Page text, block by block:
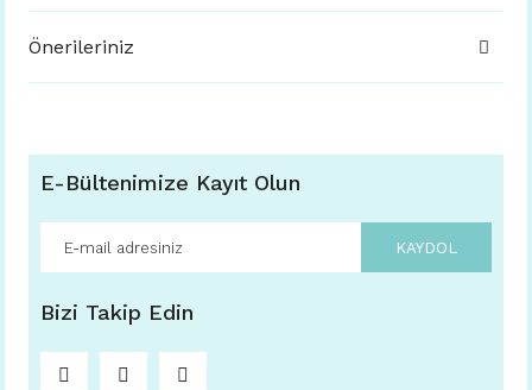
Önerileriniz
E-Bültenimize Kayıt Olun
KAYDOL
Bizi Takip Edin